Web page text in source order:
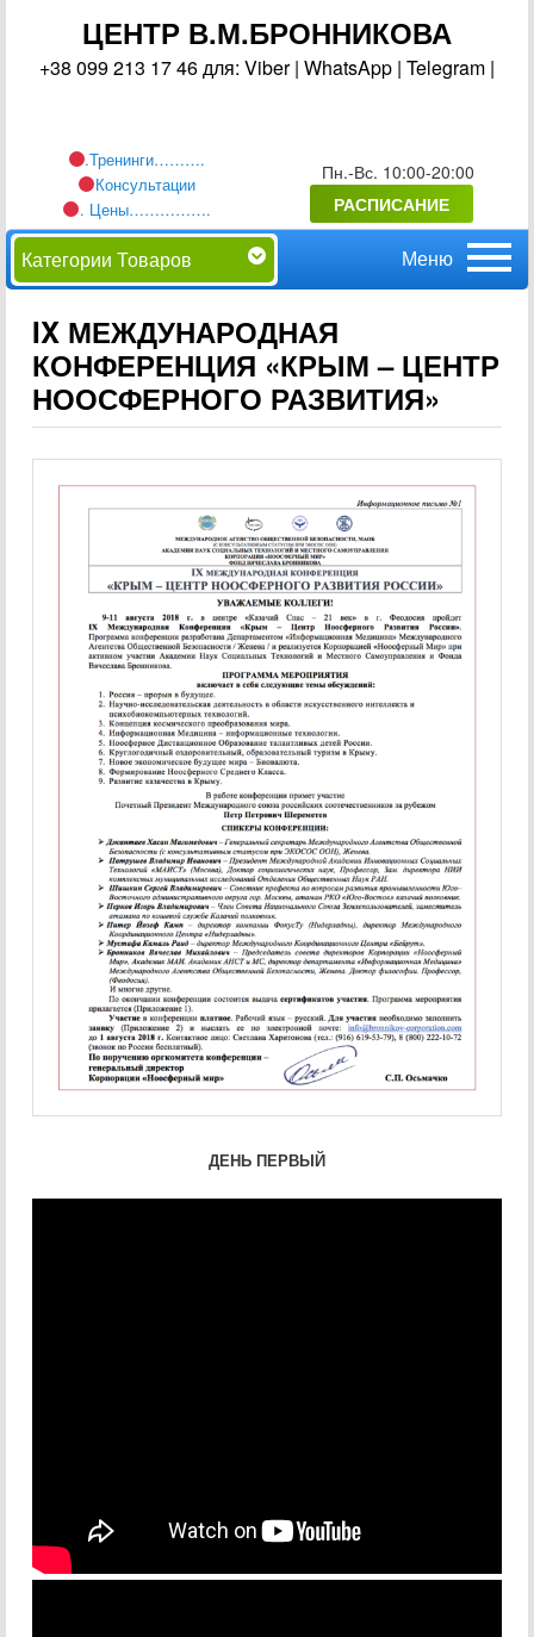
ЦЕНТР В.М.БРОННИКОВА
+38 099 213 17 46 для: Viber | WhatsApp | Telegram |
.Тренинги……….
Консультации
. Цены…………….
Пн.-Вс. 10:00-20:00
РАСПИСАНИЕ
Категории Товаров
Главное
меню
Перейти
основному
содержимому
IX МЕЖДУНАРОДНАЯ
КОНФЕРЕНЦИЯ «КРЫМ – ЦЕНТР
НООСФЕРНОГО РАЗВИТИЯ»
ДЕНЬ ПЕРВЫЙ